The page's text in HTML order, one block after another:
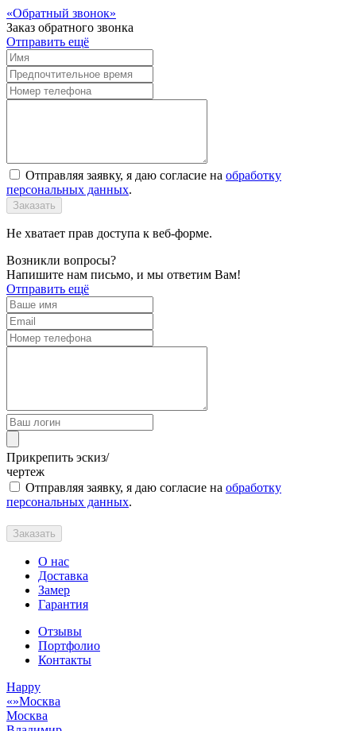
Обратный звонок
Заказ обратного звонка
Отправить ещё
Отправляя заявку, я даю согласие на обработку
персональных данных.
Заказать
Не хватает прав доступа к веб-форме.
Возникли вопросы?
Напишите нам письмо, и мы ответим Вам!
Отправить ещё
Прикрепить эскиз/
чертеж
Отправляя заявку, я даю согласие на обработку
персональных данных.
Заказать
О нас
Доставка
Замер
Гарантия
Отзывы
Портфолио
Контакты
Happy
Москва
Москва